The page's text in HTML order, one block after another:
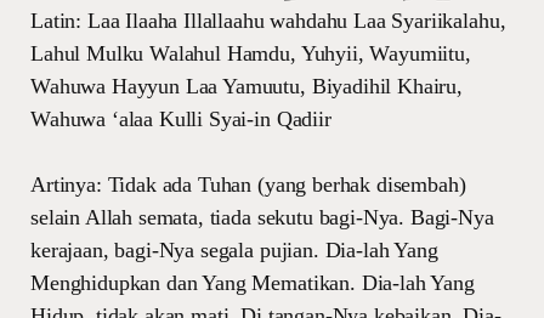
Latin: Laa Ilaaha Illallaahu wahdahu Laa Syariikalahu,
Lahul Mulku Walahul Hamdu, Yuhyii, Wayumiitu,
Wahuwa Hayyun Laa Yamuutu, Biyadihil Khairu,
Wahuwa ‘alaa Kulli Syai-in Qadiir
Artinya: Tidak ada Tuhan (yang berhak disembah)
selain Allah semata, tiada sekutu bagi-Nya. Bagi-Nya
kerajaan, bagi-Nya segala pujian. Dia-lah Yang
Menghidupkan dan Yang Mematikan. Dia-lah Yang